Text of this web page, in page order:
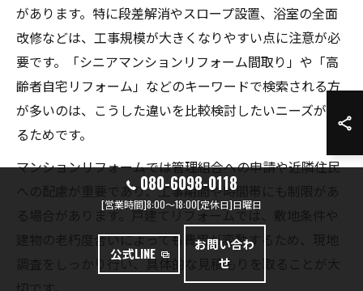
があります。特に段差解消やスロープ設置、浴室の全面
改修などは、工事規模が大きくなりやすい点に注意が必
要です。「シニアマンションリフォーム間取り」や「高
齢者自宅リフォーム」などのキーワードで検索される方
が多いのは、こうした違いを比較検討したいニーズがあ
るためです。
マンションリフォームでは管理組合への申請や近隣住民
への配慮が重要であり、工事期間や時間帯にも制限があ
る場合があります。戸建てリフォームでは、敷地条件や
建物の老朽度合いによっても費用が変動するため、現地
調査をしっかり行い、具体的な見積もりを取ることが大
080-6098-0118
[営業時間]8:00～18:00[定休日]日曜日
公式LINE
お問い合わ
せ